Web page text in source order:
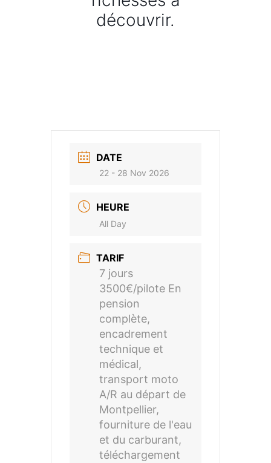
découvrir.
DATE
22 - 28 Nov 2026
HEURE
All Day
TARIF
7 jours
3500€/pilote En
pension
complète,
encadrement
technique et
médical,
transport moto
A/R au départ de
Montpellier,
fourniture de l'eau
et du carburant,
téléchargement